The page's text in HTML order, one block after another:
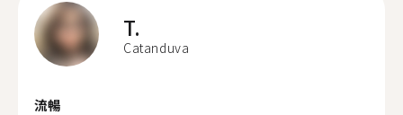
T.
Catanduva
流暢